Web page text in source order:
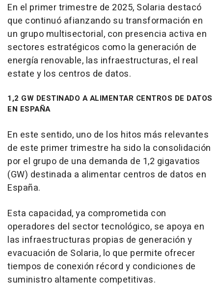
En el primer trimestre de 2025, Solaria destacó
que continuó afianzando su transformación en
un grupo multisectorial, con presencia activa en
sectores estratégicos como la generación de
energía renovable, las infraestructuras, el real
estate y los centros de datos.
1,2 GW DESTINADO A ALIMENTAR CENTROS DE DATOS
EN ESPAÑA
En este sentido, uno de los hitos más relevantes
de este primer trimestre ha sido la consolidación
por el grupo de una demanda de 1,2 gigavatios
(GW) destinada a alimentar centros de datos en
España.
Esta capacidad, ya comprometida con
operadores del sector tecnológico, se apoya en
las infraestructuras propias de generación y
evacuación de Solaria, lo que permite ofrecer
tiempos de conexión récord y condiciones de
suministro altamente competitivas.